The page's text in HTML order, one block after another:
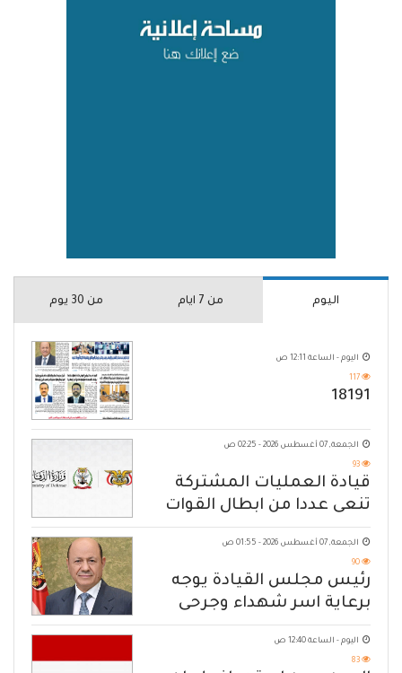
اليوم من 7 ايام من 30 يوم
اليوم - الساعة 12:11 ص
117
18191
الجمعة, 07 أغسطس 2026 - 02:25 ص
93
قيادة العمليات المشتركة
تنعى عددا من ابطال القوات
المسلحة
الجمعة, 07 أغسطس 2026 - 01:55 ص
90
رئيس مجلس القيادة يوجه
برعاية اسر شهداء وجرحى
الهجوم الإرهابي الحوثي والرد
الحازم على مصدر التهديد
اليوم - الساعة 12:40 ص
83